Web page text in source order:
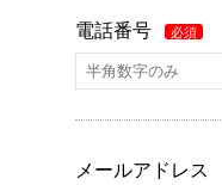
電話番号 必須
メールアドレス